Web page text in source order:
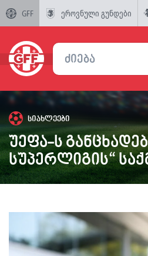
GFF ეროვნული გუნდები
სიახლეები
უეფა-ს
სუპერლიგის“